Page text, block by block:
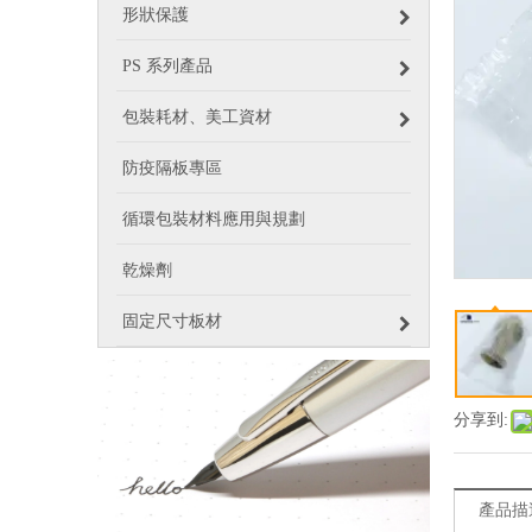
形狀保護
PS 系列產品
包裝耗材、美工資材
防疫隔板專區
循環包裝材料應用與規劃
乾燥劑
固定尺寸板材
分享到:
產品描